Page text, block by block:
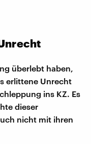
überlebt haben,
erlittene Unrecht
ins KZ. Es
dieser
nicht mit ihren